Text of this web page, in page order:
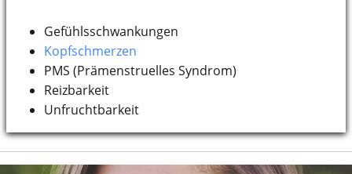
Gefühlsschwankungen
Kopfschmerzen
PMS (Prämenstruelles Syndrom)
Reizbarkeit
Unfruchtbarkeit